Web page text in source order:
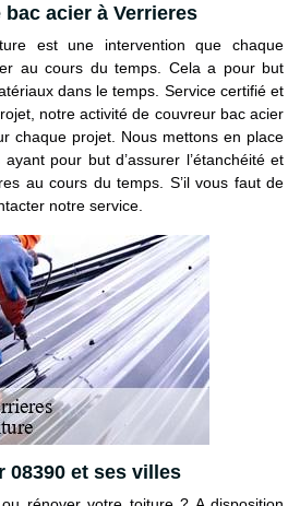
acier à Verrieres
est une intervention que chaque
au cours du temps. Cela a pour but
dans le temps. Service certifié et
notre activité de couvreur bac acier
chaque projet. Nous mettons en place
pour but d’assurer l’étanchéité et
au cours du temps. S’il vous faut de
notre service.
08390 et ses villes